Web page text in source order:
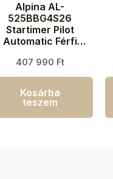
Alpina AL-
525BBG4S26
Startimer Pilot
Automatic Férfi
407 990 Ft
Kosárba
teszem